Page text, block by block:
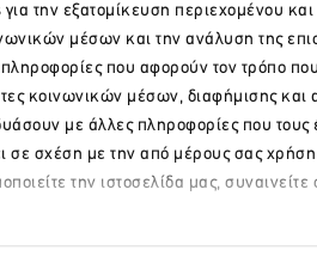
την εξατομίκευση περιεχομένου
μέσων και την ανάλυση της
που αφορούν τον τρόπο που
κοινωνικών μέσων, διαφήμισης και
με άλλες πληροφορίες που
σε σχέση με την από μέρους σας
την ιστοσελίδα μας,